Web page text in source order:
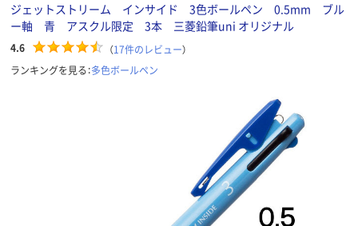
ジェットストリーム インサイド 3色ボールペン 0.5mm ブル
ー軸 青 アスクル限定 3本 三菱鉛筆uni オリジナル
4.6 （17件のレビュー）
ランキングを見る：多色ボールペン